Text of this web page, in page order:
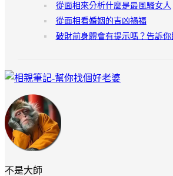
從面相來分析什麼是最風騷女人
從面相看婚姻的吉凶禍福
破財前身體會有提示嗎？告訴你
不是大師